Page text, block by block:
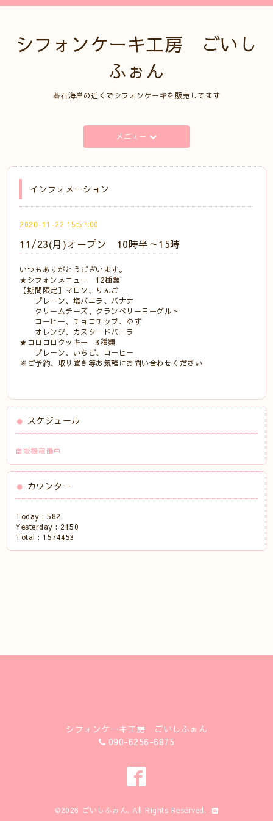
シフォンケーキ工房 ごいし
ふぉん
碁石海岸の近くでシフォンケーキを販売してます
メニュー
インフォメーション
2020-11-22 15:57:00
11/23(月)オープン 10時半～15時
いつもありがとうございます。
★シフォンメニュー 12種類
【期間限定】マロン、りんご
プレーン、塩バニラ、バナナ
クリームチーズ、クランベリーヨーグルト
コーヒー、チョコチップ、ゆず
オレンジ、カスタードバニラ
★コロコロクッキー 3種類
プレーン、いちご、コーヒー
※ご予約、取り置き等お気軽にお問い合わせください
スケジュール
自販機稼働中
カウンター
Today :582
Yesterday : 2150
Total : 1574453
シフォンケーキ工房 ごいしふぉん
090-6256-6875
©2026 ごいしふぉん. All Rights Reserved.